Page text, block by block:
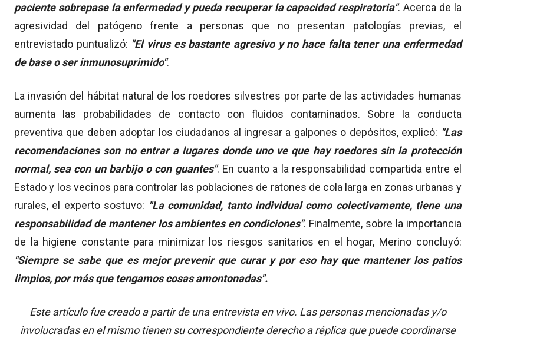
paciente sobrepase la enfermedad y pueda recuperar la capacidad respiratoria". Acerca de la
agresividad del patógeno frente a personas que no presentan patologías previas, el
entrevistado puntualizó: "El virus es bastante agresivo y no hace falta tener una enfermedad
de base o ser inmunosuprimido".
La invasión del hábitat natural de los roedores silvestres por parte de las actividades humanas
aumenta las probabilidades de contacto con fluidos contaminados. Sobre la conducta
preventiva que deben adoptar los ciudadanos al ingresar a galpones o depósitos, explicó: "Las
recomendaciones son no entrar a lugares donde uno ve que hay roedores sin la protección
normal, sea con un barbijo o con guantes". En cuanto a la responsabilidad compartida entre el
Estado y los vecinos para controlar las poblaciones de ratones de cola larga en zonas urbanas y
rurales, el experto sostuvo: "La comunidad, tanto individual como colectivamente, tiene una
responsabilidad de mantener los ambientes en condiciones". Finalmente, sobre la importancia
de la higiene constante para minimizar los riesgos sanitarios en el hogar, Merino concluyó:
"Siempre se sabe que es mejor prevenir que curar y por eso hay que mantener los patios
limpios, por más que tengamos cosas amontonadas".
Este artículo fue creado a partir de una entrevista en vivo. Las personas mencionadas y/o
involucradas en el mismo tienen su correspondiente derecho a réplica que puede coordinarse